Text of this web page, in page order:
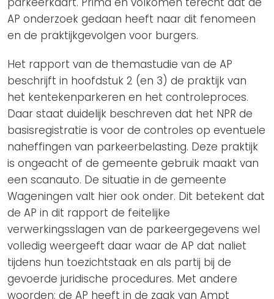
AP onderzoek gedaan heeft naar dit fenomeen
en de praktijkgevolgen voor burgers.
Het rapport van de themastudie van de AP
beschrijft in hoofdstuk 2 (en 3) de praktijk van
het kentekenparkeren en het controleproces.
Daar staat duidelijk beschreven dat het NPR de
basisregistratie is voor de controles op eventuele
naheffingen van parkeerbelasting. Deze praktijk
is ongeacht of de gemeente gebruik maakt van
een scanauto. De situatie in de gemeente
Wageningen valt hier ook onder. Dit betekent dat
de AP in dit rapport de feitelijke
verwerkingsslagen van de parkeergegevens wel
volledig weergeeft daar waar de AP dat naliet
tijdens hun toezichtstaak en als partij bij de
gevoerde juridische procedures. Met andere
woorden: de AP heeft in de zaak van Ampt